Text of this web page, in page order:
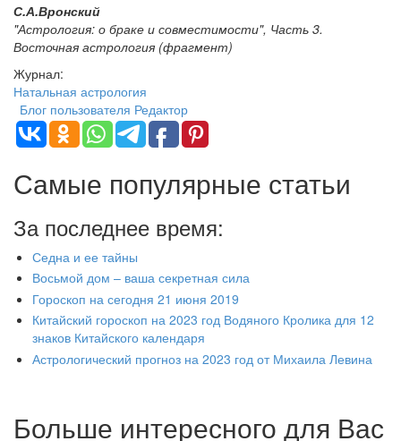
С.А.Вронский
"Астрология: о браке и совместимости", Часть 3.
Восточная астрология (фрагмент)
Журнал:
Натальная астрология
Блог пользователя Редактор
Самые популярные статьи
За последнее время:
Седна и ее тайны
Восьмой дом – ваша секретная сила
Гороскоп на сегодня 21 июня 2019
Китайский гороскоп на 2023 год Водяного Кролика для 12
знаков Китайского календаря
Астрологический прогноз на 2023 год от Михаила Левина
Больше интересного для Вас